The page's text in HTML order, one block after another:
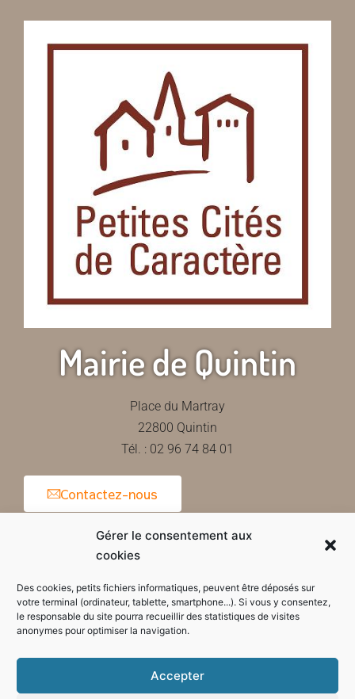
Gérer le consentement aux
cookies
Des cookies, petits fichiers informatiques, peuvent être déposés sur
votre terminal (ordinateur, tablette, smartphone...). Si vous y consentez,
le responsable du site pourra recueillir des statistiques de visites
anonymes pour optimiser la navigation.
Accepter
Mairie de Quintin
Place du Martray
22800 Quintin
Tél. : 02 96 74 84 01
Contactez-nous
Horaires d'ouverture de la mairie